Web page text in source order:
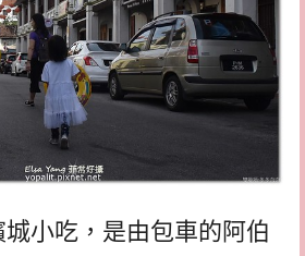
小吃，是由包車的阿伯